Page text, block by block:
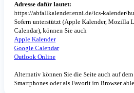
Adresse dafür lautet:
https://abfallkalender.enni.de/ics-kalender/
Sofern unterstützt (Apple Kalender, Mozilla
Calendar), können Sie auch
Apple Kalender
Google Calendar
Outlook Online
Alternativ können Sie die Seite auch auf dem
Smartphones oder als Favorit im Browser